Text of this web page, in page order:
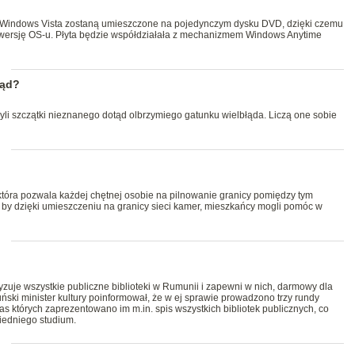
Vista zostaną umieszczone na pojedynczym dysku DVD, dzięki czemu
OS-u. Płyta będzie współdziałała z mechanizmem Windows Anytime
szczątki nieznanego dotąd olbrzymiego gatunku wielbłąda. Liczą one sobie
pozwala każdej chętnej osobie na pilnowanie granicy pomiędzy tym
dzięki umieszczeniu na granicy sieci kamer, mieszkańcy mogli pomóc w
wszystkie publiczne biblioteki w Rumunii i zapewni w nich, darmowy dla
minister kultury poinformował, że w ej sprawie prowadzono trzy rundy
których zaprezentowano im m.in. spis wszystkich bibliotek publicznych, co
studium.